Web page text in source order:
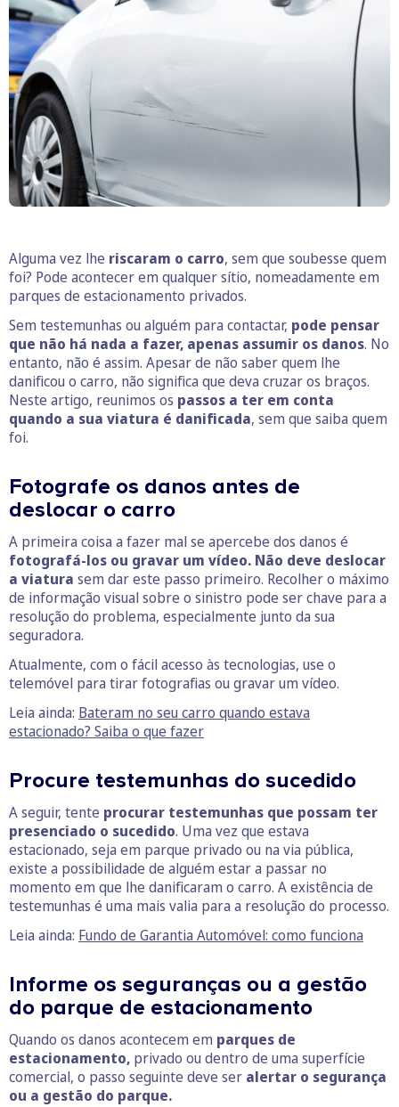
Alguma vez lhe riscaram o carro, sem que soubesse quem
foi? Pode acontecer em qualquer sítio, nomeadamente em
parques de estacionamento privados.
Sem testemunhas ou alguém para contactar, pode pensar
que não há nada a fazer, apenas assumir os danos. No
entanto, não é assim. Apesar de não saber quem lhe
danificou o carro, não significa que deva cruzar os braços.
Neste artigo, reunimos os passos a ter em conta
quando a sua viatura é danificada, sem que saiba quem
foi.
Fotografe os danos antes de
deslocar o carro
A primeira coisa a fazer mal se apercebe dos danos é
fotografá-los ou gravar um vídeo. Não deve deslocar
a viatura sem dar este passo primeiro. Recolher o máximo
de informação visual sobre o sinistro pode ser chave para a
resolução do problema, especialmente junto da sua
seguradora.
Atualmente, com o fácil acesso às tecnologias, use o
telemóvel para tirar fotografias ou gravar um vídeo.
Leia ainda: Bateram no seu carro quando estava
estacionado? Saiba o que fazer
Procure testemunhas do sucedido
A seguir, tente procurar testemunhas que possam ter
presenciado o sucedido. Uma vez que estava
estacionado, seja em parque privado ou na via pública,
existe a possibilidade de alguém estar a passar no
momento em que lhe danificaram o carro. A existência de
testemunhas é uma mais valia para a resolução do processo.
Leia ainda: Fundo de Garantia Automóvel: como funciona
Informe os seguranças ou a gestão
do parque de estacionamento
Quando os danos acontecem em parques de
estacionamento, privado ou dentro de uma superfície
comercial, o passo seguinte deve ser alertar o segurança
ou a gestão do parque.